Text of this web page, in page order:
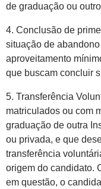
de graduação ou
4. Conclusão de
situação de
aproveitamento
que buscam concluir
5. Transferência
matriculados ou com
graduação de outra
ou privada, e que
transferência
origem do candidato.
em questão, o